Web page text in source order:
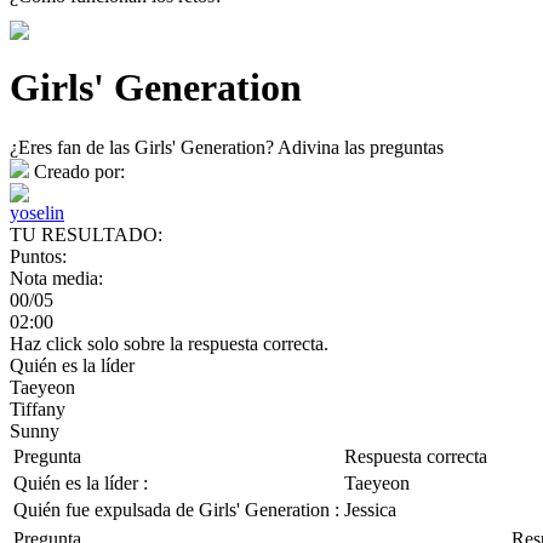
Girls' Generation
¿Eres fan de las Girls' Generation? Adivina las preguntas
Creado por:
yoselin
TU RESULTADO:
Puntos:
Nota media:
00/05
02:00
Haz click solo sobre la respuesta correcta.
Quién es la líder
Taeyeon
Tiffany
Sunny
Pregunta
Respuesta correcta
Quién es la líder :
Taeyeon
Quién fue expulsada de Girls' Generation : Jessica
Pregunta